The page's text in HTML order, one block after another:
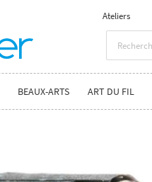
Ateliers
BEAUX-ARTS ART DU FIL